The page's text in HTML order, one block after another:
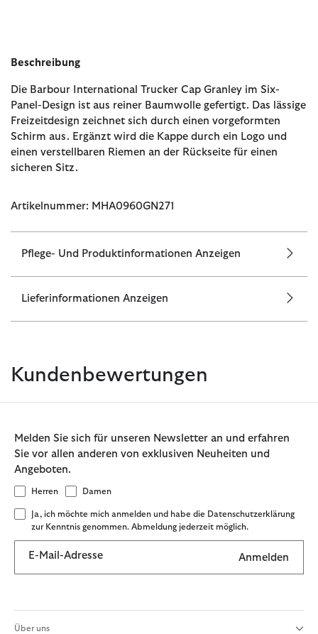
Beschreibung
Die Barbour International Trucker Cap Granley im Six-
Panel-Design ist aus reiner Baumwolle gefertigt. Das lässige
Freizeitdesign zeichnet sich durch einen vorgeformten
Schirm aus. Ergänzt wird die Kappe durch ein Logo und
einen verstellbaren Riemen an der Rückseite für einen
sicheren Sitz.
Artikelnummer: MHA0960GN271
Pflege- Und Produktinformationen Anzeigen
Lieferinformationen Anzeigen
Kundenbewertungen
Melden Sie sich für unseren Newsletter an und erfahren
Sie vor allen anderen von exklusiven Neuheiten und
Angeboten.
Herren Damen
Ja, ich möchte mich anmelden und habe die Datenschutzerklärung
zur Kenntnis genommen. Abmeldung jederzeit möglich.
E-Mail-Adresse Anmelden
Über uns